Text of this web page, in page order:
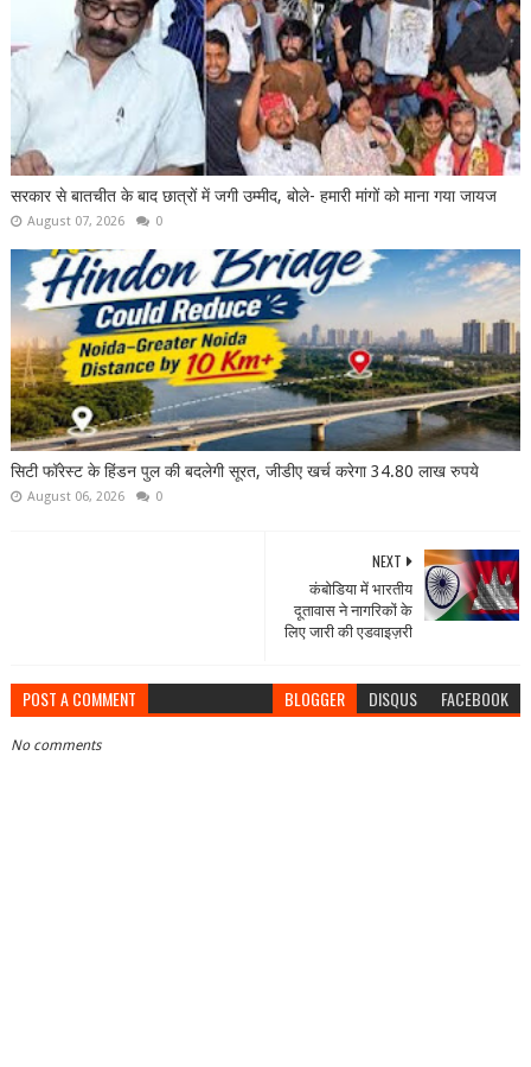
सरकार से बातचीत के बाद छात्रों में जगी उम्मीद, बोले- हमारी मांगों को माना गया जायज
August 07, 2026 0
सिटी फॉरेस्ट के हिंडन पुल की बदलेगी सूरत, जीडीए खर्च करेगा 34.80 लाख रुपये
August 06, 2026 0
NEXT
कंबोडिया में भारतीय
दूतावास ने नागरिकों के
लिए जारी की एडवाइज़री
POST A COMMENT BLOGGER DISQUS FACEBOOK
No comments